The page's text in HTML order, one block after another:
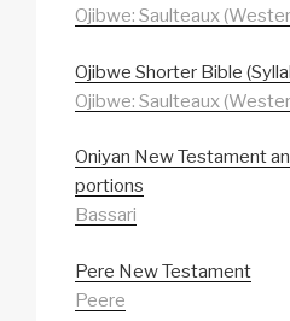
Ojibwe: Saulteaux
Ojibwe Shorter Bible
Ojibwe: Saulteaux
Oniyan New Testament
portions
Bassari
Pere New Testament
Peere